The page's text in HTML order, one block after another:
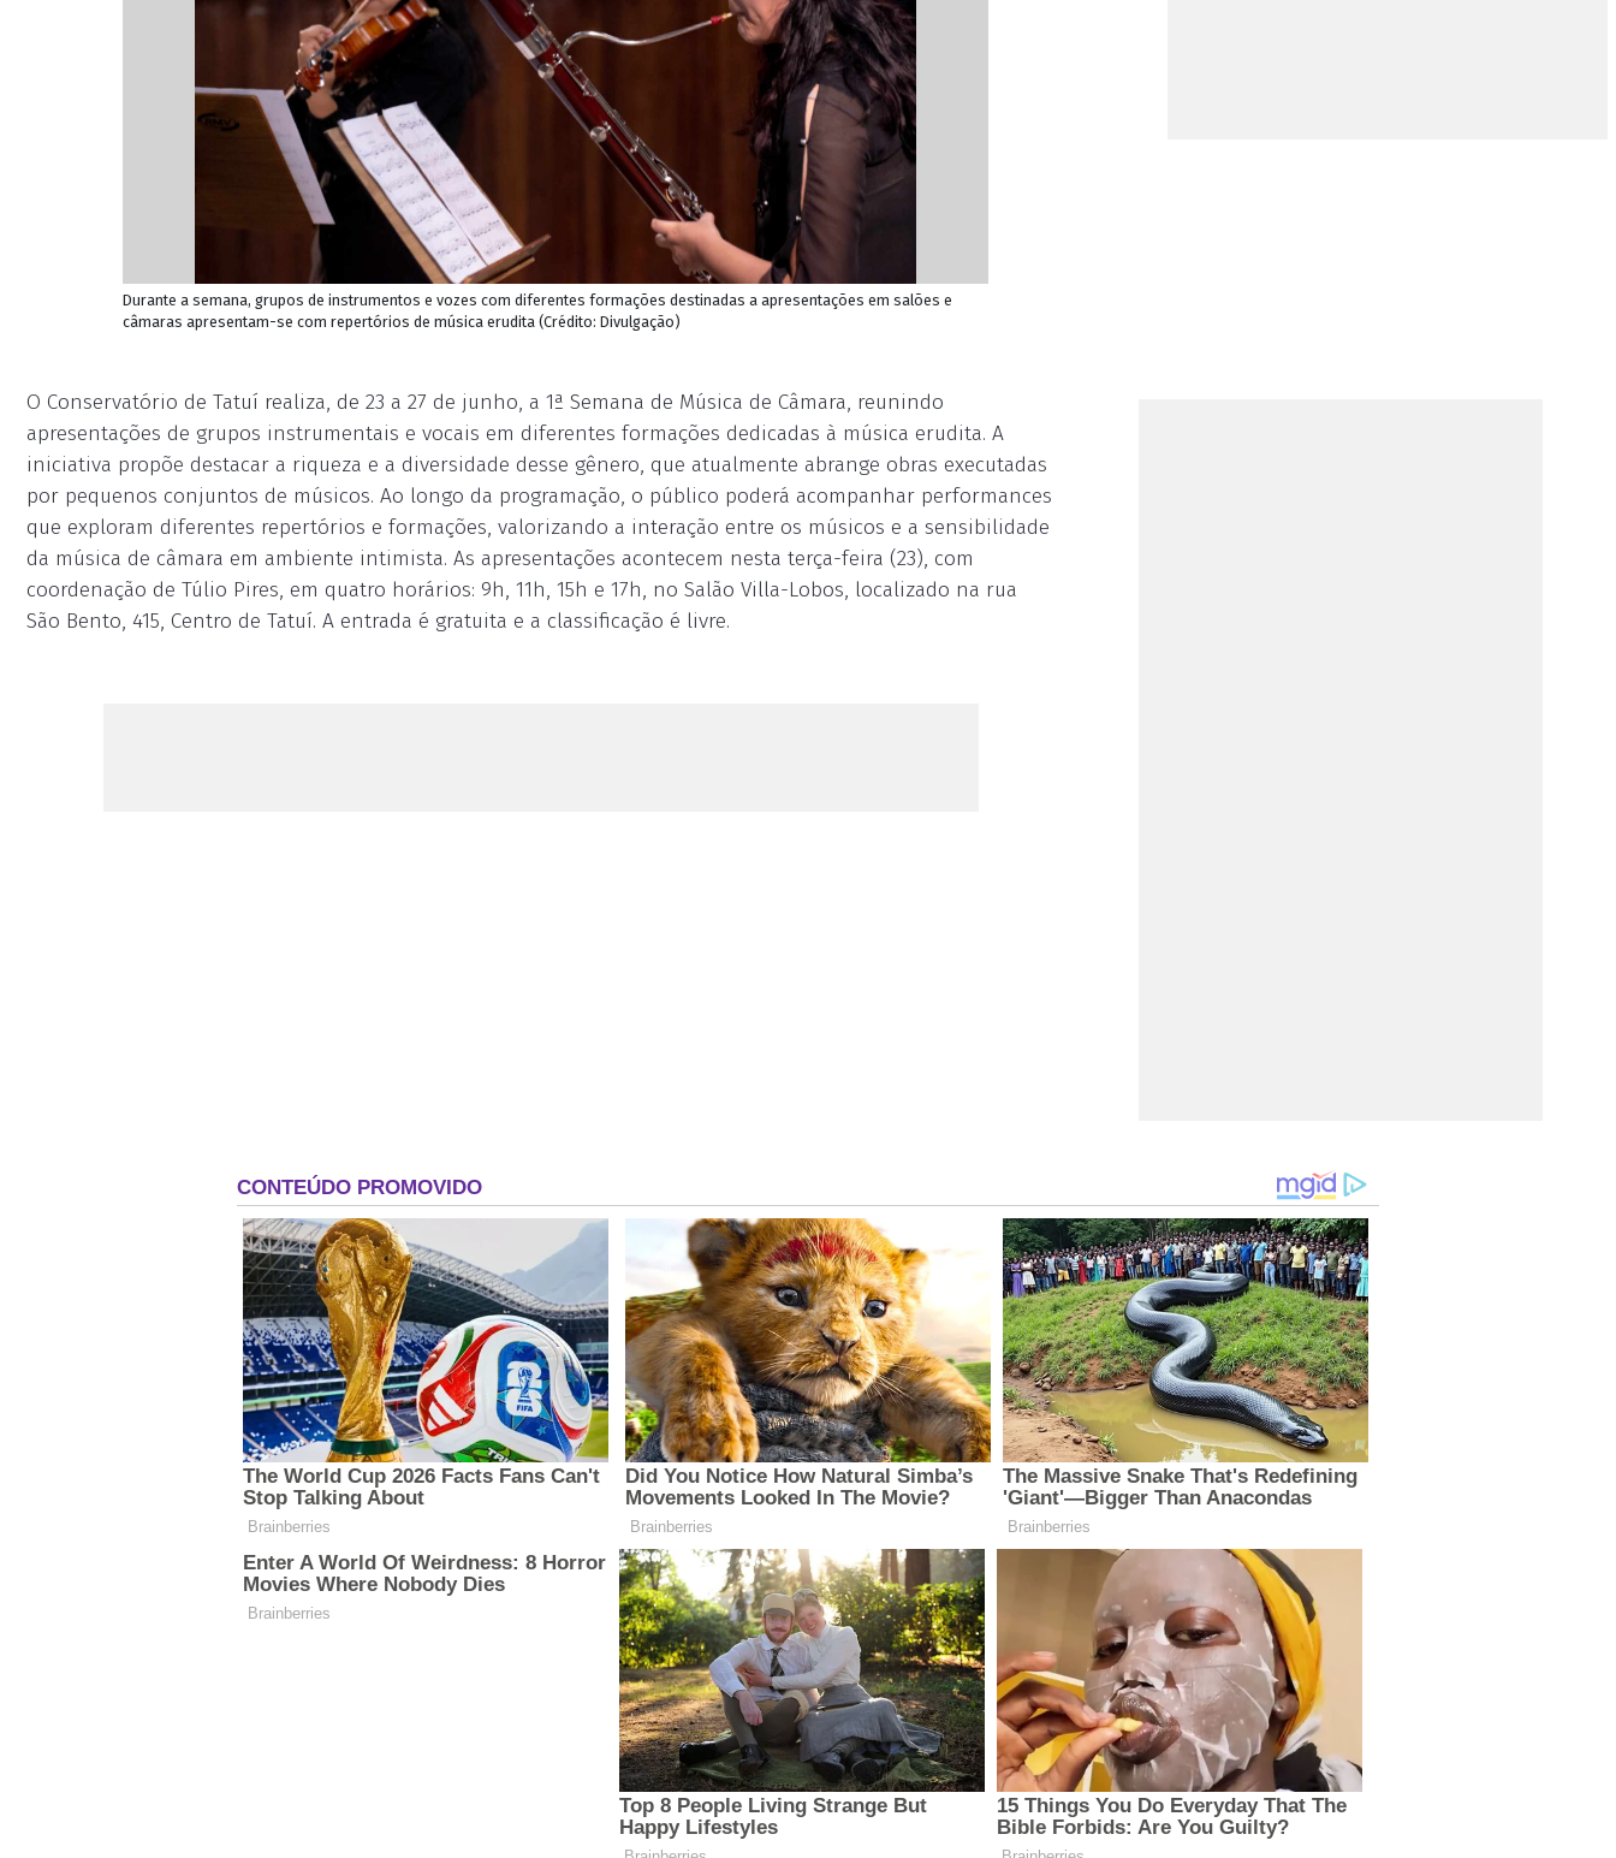
Durante a semana, grupos de instrumentos e vozes com diferentes formações destinadas a apresentações em salões e
câmaras apresentam-se com repertórios de música erudita (Crédito: Divulgação)
O Conservatório de Tatuí realiza, de 23 a 27 de junho, a 1ª Semana de Música de Câmara, reunindo
apresentações de grupos instrumentais e vocais em diferentes formações dedicadas à música erudita. A
iniciativa propõe destacar a riqueza e a diversidade desse gênero, que atualmente abrange obras executadas
por pequenos conjuntos de músicos. Ao longo da programação, o público poderá acompanhar performances
que exploram diferentes repertórios e formações, valorizando a interação entre os músicos e a sensibilidade
da música de câmara em ambiente intimista. As apresentações acontecem nesta terça-feira (23), com
coordenação de Túlio Pires, em quatro horários: 9h, 11h, 15h e 17h, no Salão Villa-Lobos, localizado na rua
São Bento, 415, Centro de Tatuí. A entrada é gratuita e a classificação é livre.